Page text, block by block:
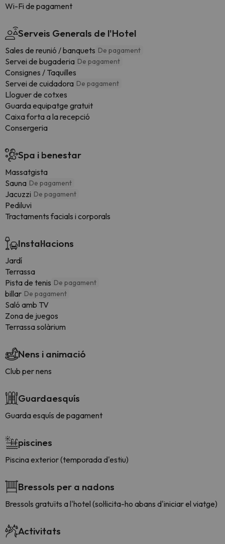
Wi-Fi de pagament
Serveis Generals de l'Hotel
Sales de reunió / banquets De pagament
Servei de bugaderia De pagament
Consignes / Taquilles
Servei de cuidadora De pagament
Lloguer de cotxes
Guarda equipatge gratuit
Caixa forta a la recepció
Consergeria
Spa i benestar
Massatgista
Sauna De pagament
Jacuzzi De pagament
Pediluvi
Tractaments facials i corporals
Instal·lacions
Jardí
Terrassa
Pista de tenis De pagament
billar De pagament
Saló amb TV
Zona de juegos
Terrassa solàrium
Nens i animació
Club per nens
Guardaesquís
Guarda esquís de pagament
piscines
Piscina exterior (temporada d'estiu)
Bressols per a nadons
Bressols gratuïts a l'hotel (sol·licita-ho abans d'iniciar el viatge)
Activitats